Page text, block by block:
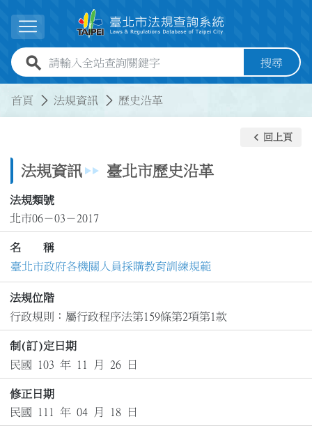
展開選單
全站查詢關鍵字欄位 搜尋
首頁 法規資訊 歷史沿革
法規資訊 臺北市歷史沿革
keyboard_arrow_left 回上頁
法規類號
北市06－03－2017
名 稱
臺北市政府各機關人員採購教育訓練規範
法規位階
行政規則：屬行政程序法第159條第2項第1款
制(訂)定日期
民國 103 年 11 月 26 日
修正日期
民國 111 年 04 月 18 日